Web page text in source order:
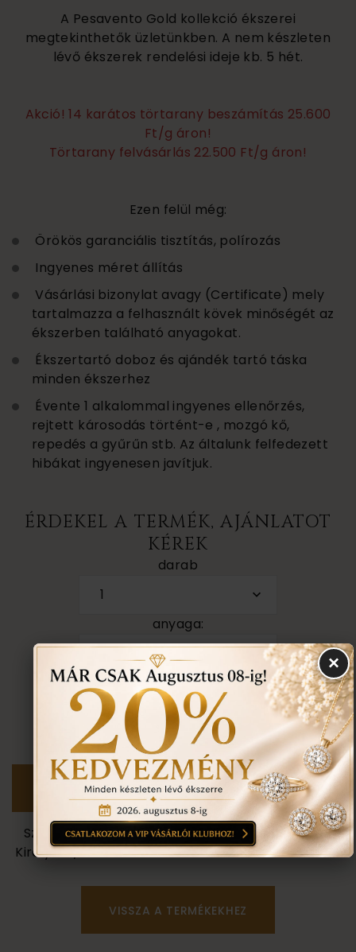
A Pesavento Gold kollekció ékszerei
megtekinthetők üzletünkben. A nem készleten
lévő ékszerek rendelési ideje kb. 5 hét.
Akció! 14 karátos törtarany beszámítás 25.600
Ft/g áron!
Törtarany felvásárlás 22.500 Ft/g áron!
Ezen felül még:
Örökös garanciális tisztítás, polírozás
Ingyenes méret állítás
Vásárlási bizonylat avagy (Certificate) mely
tartalmazza a felhasznált kövek minőségét az
ékszerben található anyagokat.
Ékszertartó doboz és ajándék tartó táska
minden ékszerhez
Évente 1 alkalommal ingyenes ellenőrzés,
rejtett károsodás történt-e , mozgó kő,
repedés a gyűrűn stb. Az általunk felfedezett
hibákat ingyenesen javítjuk.
ÉRDEKEL A TERMÉK, AJÁNLATOT
KÉREK
darab
1
anyaga:
18 karátos
színe:
mint a képen
Személyes megtekintés a Budapest VII. kerület,
Király u. 1/b címen található üzletünkben történik.
VISSZA A TERMÉKEKHEZ
×